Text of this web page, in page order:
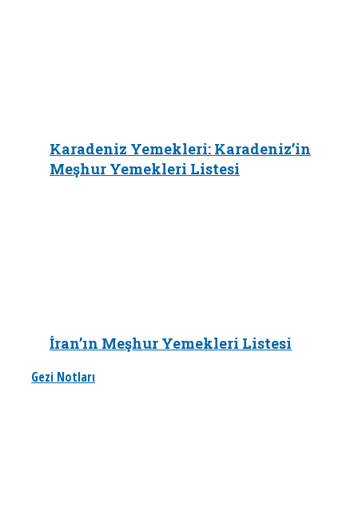
Karadeniz Yemekleri: Karadeniz’in
Meşhur Yemekleri Listesi
İran’ın Meşhur Yemekleri Listesi
Gezi Notları